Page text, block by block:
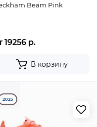
Beam Pink
19256 р.
В корзину
2025